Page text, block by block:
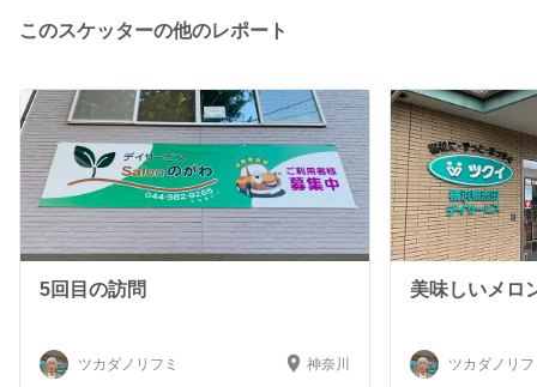
このスケッターの他のレポート
5回目の訪問
ツカダノリフミ 神奈川
美味しいメロ
ツカダノリ